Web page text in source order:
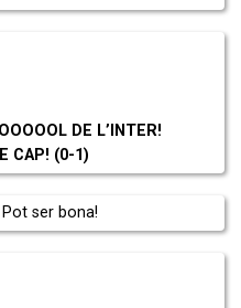
DE L’INTER!
CAP! (0-1)
ser bona!